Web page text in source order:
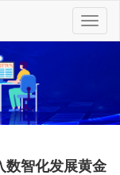
切
换
数智化发展黄金